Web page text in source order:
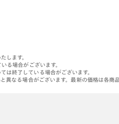
します。
る場合がございます。
は終了している場合がございます。
なる場合がございます。最新の価格は各商